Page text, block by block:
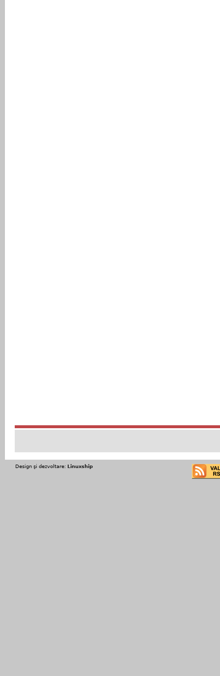
Design şi dezvoltare: Linuxship